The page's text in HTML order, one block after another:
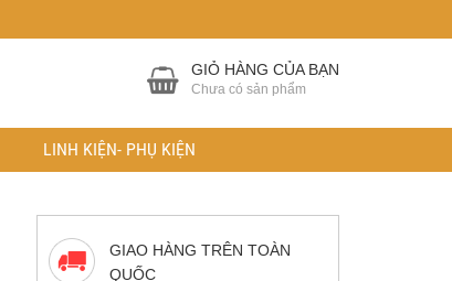
GIỎ HÀNG CỦA BẠN
Chưa có sản phẩm
LINH KIỆN- PHỤ KIỆN
GIAO HÀNG TRÊN TOÀN
QUỐC